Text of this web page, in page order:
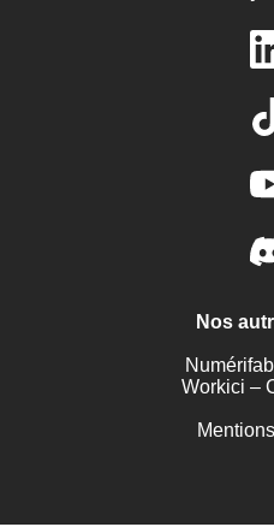
Nos
Workici –